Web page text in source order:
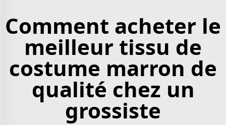
Comment acheter le
meilleur tissu de
costume marron de
qualité chez un
grossiste